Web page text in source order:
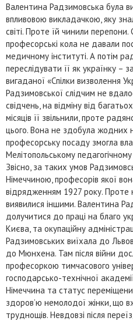
Валентина Радзимовська була
впливовою викладачкою, яку
світі. Проте їй чинили перепони.
професорські кола не давали
медичному інституті. А потім
переслідувати її як українку –
вигаданої «Спілки визволення
Радзимовської слідчим не
свідчень, на відміну від
місяців її звільнили, проте
цього. Вона не здобула жодних
професорську посаду змогла
Мелітопольському
Звісно, за таких умов
Німеччиною, професорів якої
відрядженням 1927 року. Проте
виявилися іншими. Валентина
долучитися до праці на благо
Києва, та окупаційну
Радзимовських виїхала до
до Мюнхена. Там після війни
професоркою тимчасового
господарсько-технічної
Німеччина та статус
здоров’ю немолодої жінки, що
труднощів. Невдовзі після